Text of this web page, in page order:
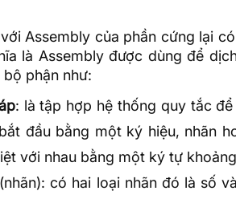
Assembly của phần cứng lại
là Assembly được dùng để
bộ phận như:
: là tập hợp hệ thống quy tắc
đầu bằng một ký hiệu, nhãn
với nhau bằng một ký tự
(nhãn): có hai loại nhãn đó là số